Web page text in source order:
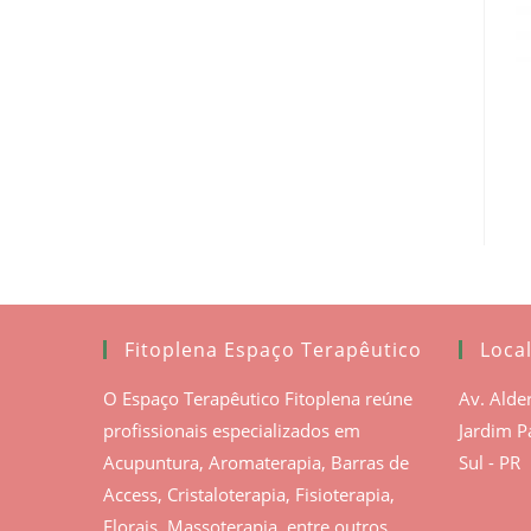
Fitoplena Espaço Terapêutico
O Espaço Terapêutico Fitoplena reúne
profissionais especializados em
Acupuntura, Aromaterapia, Barras de
Access, Cristaloterapia, Fisioterapia,
Florais, Massoterapia, entre outros.
Av.
Jardim
Sul - PR